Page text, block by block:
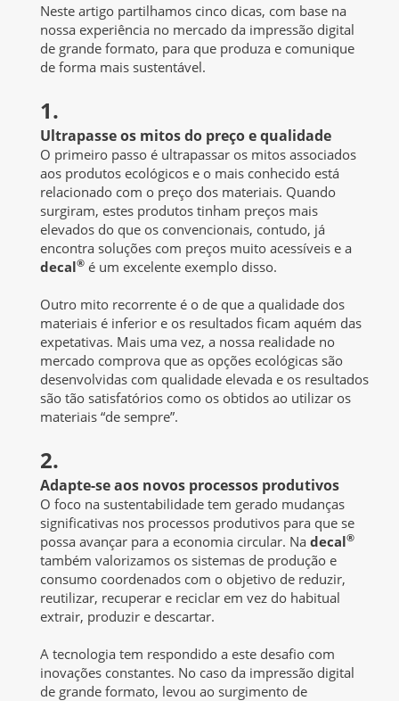
Neste artigo partilhamos cinco dicas, com base na
nossa experiência no mercado da impressão digital
de grande formato, para que produza e comunique
de forma mais sustentável.
1.
Ultrapasse os mitos do preço e qualidade
O primeiro passo é ultrapassar os mitos associados
aos produtos ecológicos e o mais conhecido está
relacionado com o preço dos materiais. Quando
surgiram, estes produtos tinham preços mais
elevados do que os convencionais, contudo, já
encontra soluções com preços muito acessíveis e a
decal® é um excelente exemplo disso.
Outro mito recorrente é o de que a qualidade dos
materiais é inferior e os resultados ficam aquém das
expetativas. Mais uma vez, a nossa realidade no
mercado comprova que as opções ecológicas são
desenvolvidas com qualidade elevada e os resultados
são tão satisfatórios como os obtidos ao utilizar os
materiais “de sempre”.
2.
Adapte-se aos novos processos produtivos
O foco na sustentabilidade tem gerado mudanças
significativas nos processos produtivos para que se
possa avançar para a economia circular. Na decal®
também valorizamos os sistemas de produção e
consumo coordenados com o objetivo de reduzir,
reutilizar, recuperar e reciclar em vez do habitual
extrair, produzir e descartar.
A tecnologia tem respondido a este desafio com
inovações constantes. No caso da impressão digital
de grande formato, levou ao surgimento de